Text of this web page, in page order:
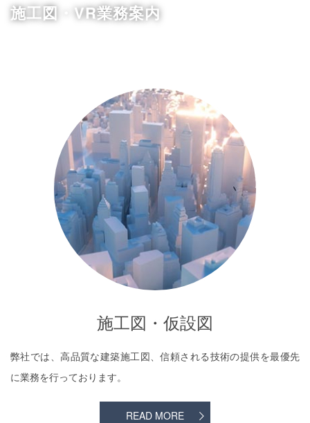
施工図・VR業務案内
施工図・仮設図
弊社では、高品質な建築施工図、信頼される技術の提供を最優先
に業務を行っております。
READ MORE